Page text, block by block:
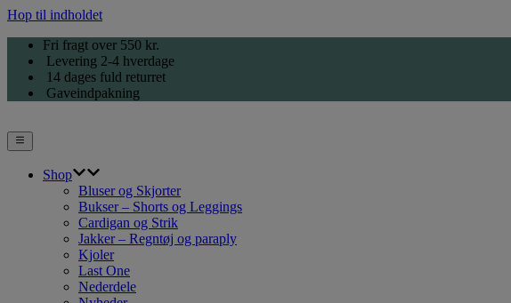
Hop til indholdet
Fri fragt over 550 kr.
Levering 2-4 hverdage
14 dages fuld returret
Gaveindpakning
Shop
Bluser og Skjorter
Bukser – Shorts og Leggings
Cardigan og Strik
Jakker – Regntøj og paraply
Kjoler
Last One
Nederdele